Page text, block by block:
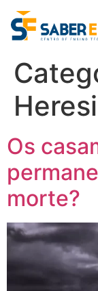
Os
morte?